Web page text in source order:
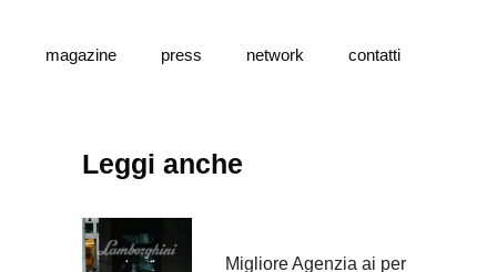
magazine press network contatti
Leggi anche
Migliore Agenzia ai per